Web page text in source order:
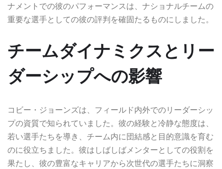
ナメントでの彼のパフォーマンスは、ナショナルチームの
重要な選手としての彼の評判を確固たるものにしました。
チームダイナミクスとリー
ダーシップへの影響
コビー・ジョーンズは、フィールド内外でのリーダーシッ
プの資質で知られていました。彼の経験と冷静な態度は、
若い選手たちを導き、チーム内に団結感と目的意識を育む
のに役立ちました。彼はしばしばメンターとしての役割を
果たし、彼の豊富なキャリアから次世代の選手たちに洞察